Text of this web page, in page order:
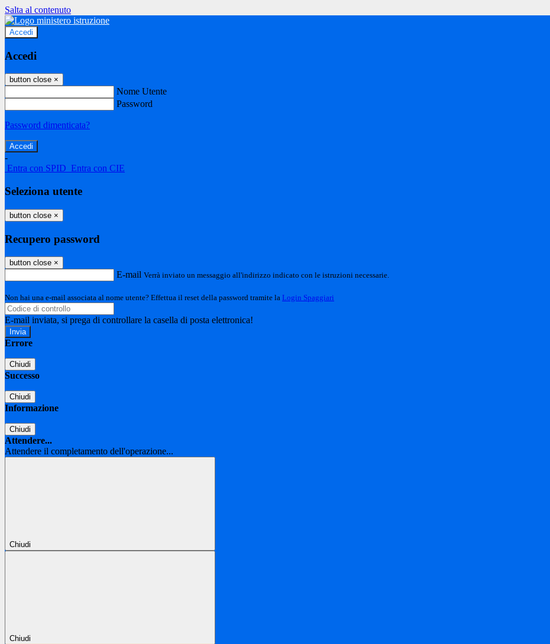
Salta al contenuto
Accedi
Accedi
button close ×
Nome Utente
Password
Password dimenticata?
-
Entra con SPID Entra con CIE
Seleziona utente
button close ×
Recupero password
button close ×
E-mail Verrà inviato un messaggio all'indirizzo indicato con le istruzioni necessarie.
Non hai una e-mail associata al nome utente? Effettua il reset della password tramite la Login Spaggiari
E-mail inviata, si prega di controllare la casella di posta elettronica!
Errore
Chiudi
Successo
Chiudi
Informazione
Chiudi
Attendere...
Attendere il completamento dell'operazione...
Chiudi
Chiudi